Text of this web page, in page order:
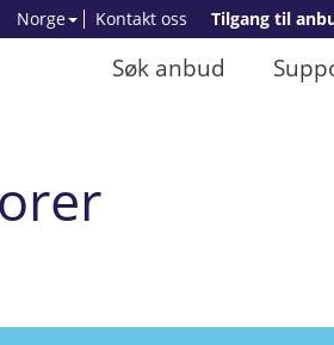
Tilgang til
Kontakt oss
Norge
Søk anbud